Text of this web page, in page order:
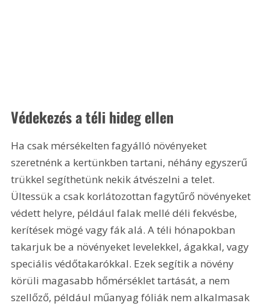
Védekezés a téli hideg ellen
Ha csak mérsékelten fagyálló növényeket
szeretnénk a kertünkben tartani, néhány egyszerű
trükkel segíthetünk nekik átvészelni a telet.
Ültessük a csak korlátozottan fagytűrő növényeket
védett helyre, például falak mellé déli fekvésbe,
kerítések mögé vagy fák alá. A téli hónapokban
takarjuk be a növényeket levelekkel, ágakkal, vagy
speciális védőtakarókkal. Ezek segítik a növény
körüli magasabb hőmérséklet tartását, a nem
szellőző, például műanyag fóliák nem alkalmasak